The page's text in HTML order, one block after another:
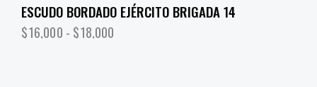
ESCUDO BORDADO EJÉRCITO BRIGADA 14
$16,000 - $18,000